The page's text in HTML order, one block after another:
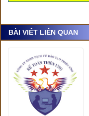
BÀI VIẾT LIÊN QUAN